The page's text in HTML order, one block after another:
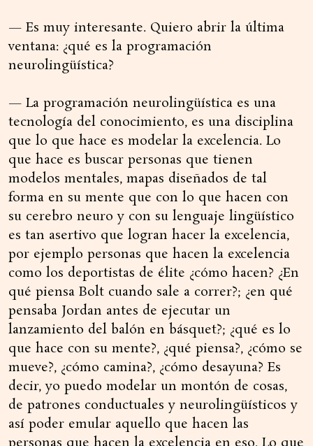
— Es muy interesante. Quiero abrir la última
ventana: ¿qué es la programación
neurolingüística?
— La programación neurolingüística es una
tecnología del conocimiento, es una disciplina
que lo que hace es modelar la excelencia. Lo
que hace es buscar personas que tienen
modelos mentales, mapas diseñados de tal
forma en su mente que con lo que hacen con
su cerebro neuro y con su lenguaje lingüístico
es tan asertivo que logran hacer la excelencia,
por ejemplo personas que hacen la excelencia
como los deportistas de élite ¿cómo hacen? ¿En
qué piensa Bolt cuando sale a correr?; ¿en qué
pensaba Jordan antes de ejecutar un
lanzamiento del balón en básquet?; ¿qué es lo
que hace con su mente?, ¿qué piensa?, ¿cómo se
mueve?, ¿cómo camina?, ¿cómo desayuna? Es
decir, yo puedo modelar un montón de cosas,
de patrones conductuales y neurolingüísticos y
así poder emular aquello que hacen las